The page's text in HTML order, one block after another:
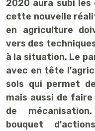
2020 aura subi les
cette nouvelle
en agriculture
vers des
à la situation. Le
avec en tête
sols qui permet
mais aussi de
de
bouquet